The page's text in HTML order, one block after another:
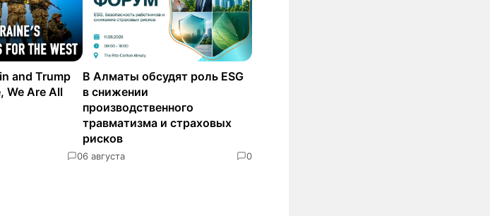
and Trump
We Are All
0
В Алматы обсудят роль ESG
в снижении
производственного
травматизма и страховых
рисков
6 августа 0